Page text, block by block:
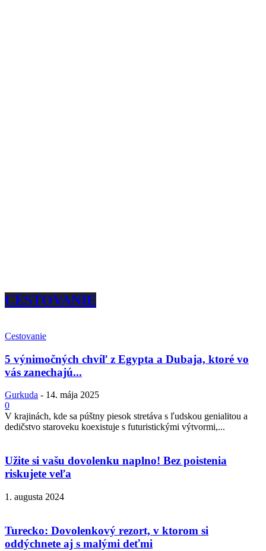
CESTOVANIE
Cestovanie
5 výnimočných chvíľ z Egypta a Dubaja, ktoré vo
vás zanechajú...
Gurkuda - 14. mája 2025
0
V krajinách, kde sa púštny piesok stretáva s ľudskou genialitou a
dedičstvo staroveku koexistuje s futuristickými výtvormi,...
Užite si vašu dovolenku naplno! Bez poistenia
riskujete veľa
1. augusta 2024
Turecko: Dovolenkový rezort, v ktorom si
oddýchnete aj s malými deťmi